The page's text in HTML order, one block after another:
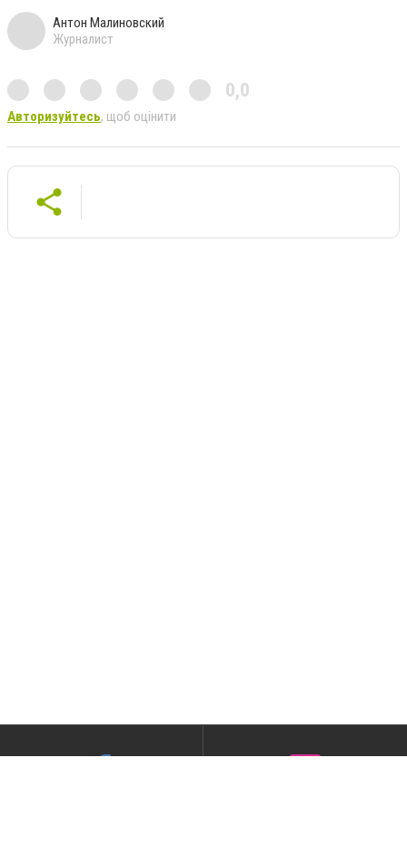
Антон Малиновский
Журналист
0,0
Авторизуйтесь, щоб оцінити